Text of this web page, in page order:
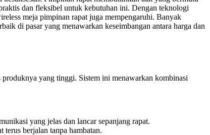
dan fleksibel untuk kebutuhan ini. Dengan teknologi
meja pimpinan rapat juga mempengaruhi. Banyak
di pasar yang menawarkan keseimbangan antara harga dan
yang tinggi. Sistem ini menawarkan kombinasi
yang jelas dan lancar sepanjang rapat.
terus berjalan tanpa hambatan.